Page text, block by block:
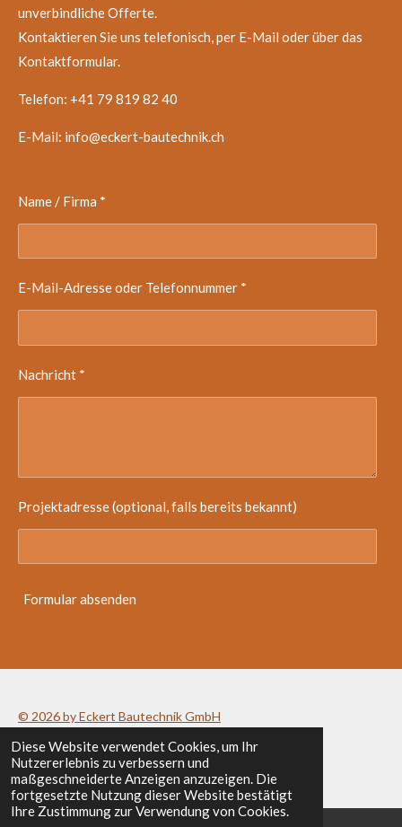
Diese Website verwendet Cookies, um Ihr
Nutzererlebnis zu verbessern und
maßgeschneiderte Anzeigen anzuzeigen. Die
fortgesetzte Nutzung dieser Website bestätigt
Ihre Zustimmung zur Verwendung von Cookies.
unverbindliche Offerte.
Kontaktieren Sie uns telefonisch, per E-Mail oder über das
Kontaktformular.
Telefon: +41 79 819 82 40
E-Mail: info@eckert-bautechnik.ch
Name / Firma *
E-Mail-Adresse oder Telefonnummer *
Nachricht *
Projektadresse (optional, falls bereits bekannt)
Formular absenden
© 2026 by Eckert Bautechnik GmbH
Datenschutzerklärung